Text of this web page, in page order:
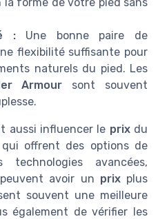
:Une bonne paire de
flexibilité suffisante pour
naturels du pied. Les
Armour sont souvent
aussi influencer le prixdu
qui offrent des options de
technologies avancées,
avoir un prixplus
souvent une meilleure
également de vérifier les